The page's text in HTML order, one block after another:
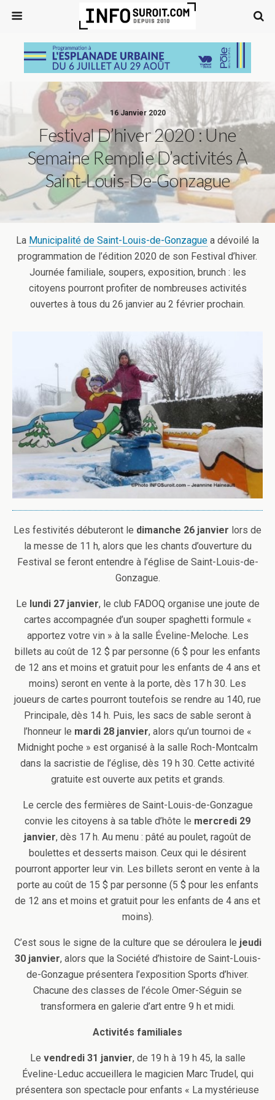
16 Janvier 2020
Festival D’hiver 2020 : Une
Semaine Remplie D’activités À
Saint-Louis-De-Gonzague
La Municipalité de Saint-Louis-de-Gonzague a dévoilé la
programmation de l’édition 2020 de son Festival d’hiver.
Journée familiale, soupers, exposition, brunch : les
citoyens pourront profiter de nombreuses activités
ouvertes à tous du 26 janvier au 2 février prochain.
Les festivités débuteront le dimanche 26 janvier lors de
la messe de 11 h, alors que les chants d’ouverture du
Festival se feront entendre à l’église de Saint-Louis-de-
Gonzague.
Le lundi 27 janvier, le club FADOQ organise une joute de
cartes accompagnée d’un souper spaghetti formule «
apportez votre vin » à la salle Éveline-Meloche. Les
billets au coût de 12 $ par personne (6 $ pour les enfants
de 12 ans et moins et gratuit pour les enfants de 4 ans et
moins) seront en vente à la porte, dès 17 h 30. Les
joueurs de cartes pourront toutefois se rendre au 140, rue
Principale, dès 14 h. Puis, les sacs de sable seront à
l’honneur le mardi 28 janvier, alors qu’un tournoi de «
Midnight poche » est organisé à la salle Roch-Montcalm
dans la sacristie de l’église, dès 19 h 30. Cette activité
gratuite est ouverte aux petits et grands.
Le cercle des fermières de Saint-Louis-de-Gonzague
convie les citoyens à sa table d’hôte le mercredi 29
janvier, dès 17 h. Au menu : pâté au poulet, ragoût de
boulettes et desserts maison. Ceux qui le désirent
pourront apporter leur vin. Les billets seront en vente à la
porte au coût de 15 $ par personne (5 $ pour les enfants
de 12 ans et moins et gratuit pour les enfants de 4 ans et
moins).
C’est sous le signe de la culture que se déroulera le jeudi
30 janvier, alors que la Société d’histoire de Saint-Louis-
de-Gonzague présentera l’exposition Sports d’hiver.
Chacune des classes de l’école Omer-Séguin se
transformera en galerie d’art entre 9 h et midi.
Activités familiales
Le vendredi 31 janvier, de 19 h à 19 h 45, la salle
Éveline-Leduc accueillera le magicien Marc Trudel, qui
présentera son spectacle pour enfants « La mystérieuse